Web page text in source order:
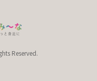
Reserved.